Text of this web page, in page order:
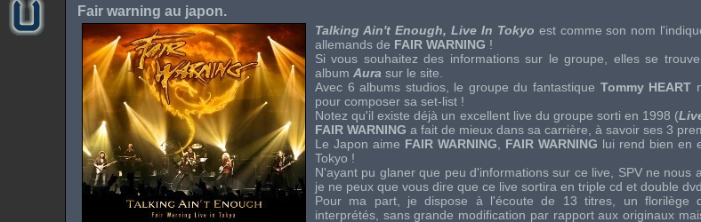
Fair warning au japon.
Talking Ain't Enough, Live In Tokyo est comme son nom
allemands de FAIR WARNING !
Si vous souhaitez des informations sur le groupe, elles se
album Aura sur le site.
Avec 6 albums studios, le groupe du fantastique Tommy HEART
pour composer sa set-list !
Notez qu'il existe déjà un excellent live du groupe sorti en 1998 (
FAIR WARNING a fait de mieux dans sa carrière, à savoir ses 3
Le Japon aime FAIR WARNING FAIR WARNING lui rend bien en
Tokyo !
N'ayant pu glaner que peu d'informations sur ce live SPVne nous
je ne peux que vous dire que ce live sortira en triple cd et double dvd
Pour ma part, je dispose à l'écoute de 13 titres, un florilège
interprétés, sans grande modification par rapport aux originaux